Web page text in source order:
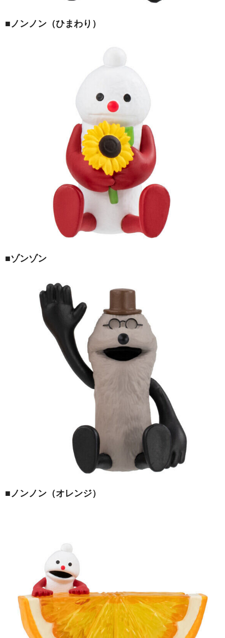
■ノンノン（ひまわり）
■ゾンゾン
■ノンノン（オレンジ）